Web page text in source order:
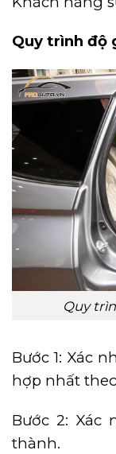
Quy trình độ
Quy
Bước 1: Xác
hợp nhất
Bước 2: Xác
thành.